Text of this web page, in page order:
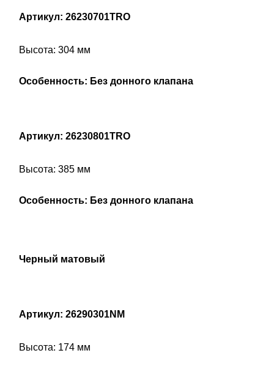
Артикул: 26230701TRO
Высота: 304 мм
Особенность: Без донного клапана
Артикул: 26230801TRO
Высота: 385 мм
Особенность: Без донного клапана
Черный матовый
Артикул: 26290301NM
Высота: 174 мм